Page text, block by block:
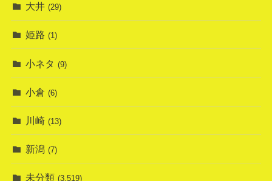
大井 (29)
姫路 (1)
小ネタ (9)
小倉 (6)
川崎 (13)
新潟 (7)
未分類 (3,519)